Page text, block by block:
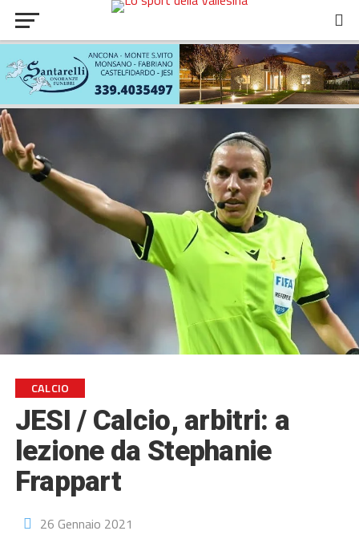
CALCIO
JESI / Calcio, arbitri: a
lezione da Stephanie
Frappart
26 Gennaio 2021